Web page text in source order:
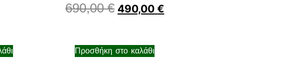
690,00€ 490,00€
Προσθήκη στο καλάθι